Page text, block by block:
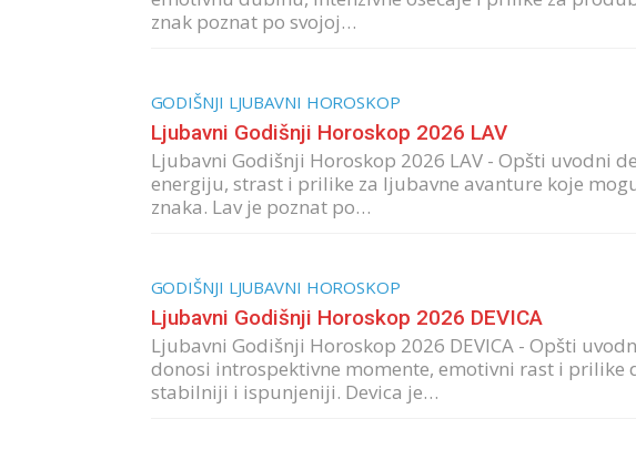
znak poznat po svojoj…
GODIŠNJI LJUBAVNI HOROSKOP
Ljubavni Godišnji Horoskop 2026 LAV
Ljubavni Godišnji Horoskop 2026 LAV - Opšti uvodni
energiju, strast i prilike za ljubavne avanture koje
znaka. Lav je poznat po…
GODIŠNJI LJUBAVNI HOROSKOP
Ljubavni Godišnji Horoskop 2026 DEVICA
Ljubavni Godišnji Horoskop 2026 DEVICA - Opšti
donosi introspektivne momente, emotivni rast i prilike
stabilniji i ispunjeniji. Devica je…